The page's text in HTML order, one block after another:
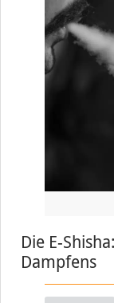
Die E-
Dampfens